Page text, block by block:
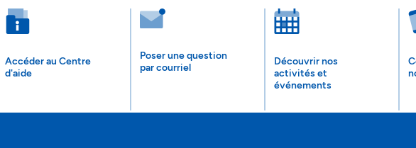
Accéder au Centre
d'aide
Poser une question
par courriel
Découvrir nos
activités et
événements